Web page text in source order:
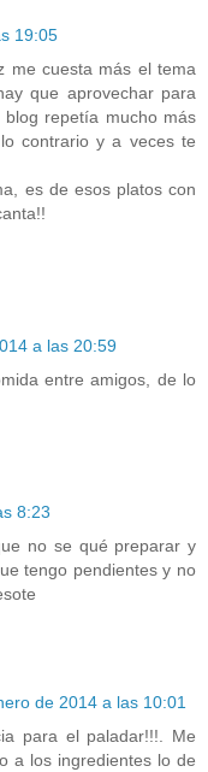
19:05
me cuesta más el tema
que aprovechar para
repetía mucho más
contrario y a veces te
es de esos platos con
a las 20:59
entre amigos, de lo
8:23
no se qué preparar y
tengo pendientes y no
de 2014 a las 10:01
para el paladar!!!. Me
a los ingredientes lo de